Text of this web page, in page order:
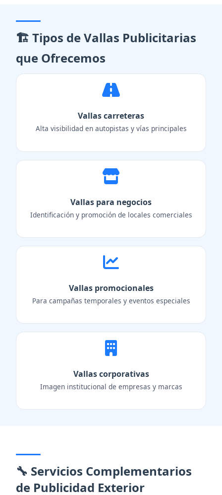
🏗️ Tipos de Vallas Publicitarias
que Ofrecemos
Vallas carreteras
Alta visibilidad en autopistas y vías principales
Vallas para negocios
Identificación y promoción de locales comerciales
Vallas promocionales
Para campañas temporales y eventos especiales
Vallas corporativas
Imagen institucional de empresas y marcas
🔧 Servicios Complementarios
de Publicidad Exterior